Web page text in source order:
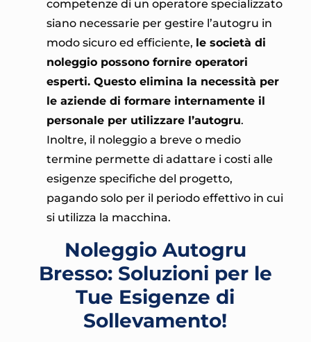
competenze di un operatore specializzato
siano necessarie per gestire l’autogru in
modo sicuro ed efficiente, le società di
noleggio possono fornire operatori
esperti. Questo elimina la necessità per
le aziende di formare internamente il
personale per utilizzare l’autogru.
Inoltre, il noleggio a breve o medio
termine permette di adattare i costi alle
esigenze specifiche del progetto,
pagando solo per il periodo effettivo in cui
si utilizza la macchina.
Noleggio Autogru
Bresso: Soluzioni per le
Tue Esigenze di
Sollevamento!